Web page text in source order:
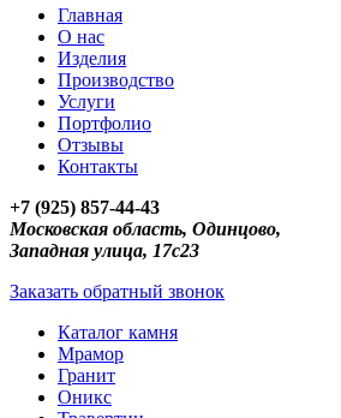
Главная
О нас
Изделия
Производство
Услуги
Портфолио
Отзывы
Контакты
+7 (925) 857-44-43
Московская область, Одинцово,
Западная улица, 17с23
Заказать обратный звонок
Каталог камня
Мрамор
Гранит
Оникс